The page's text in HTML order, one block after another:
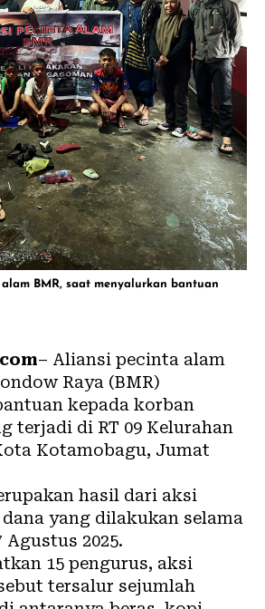
BMR, saat menyalurkan bantuan
– Aliansi pecinta alam
Raya (BMR)
kepada korban
terjadi di RT 09 Kelurahan
Kotamobagu, Jumat
hasil dari aksi
yang dilakukan selama
Agustus 2025.
15 pengurus, aksi
tersalur sejumlah